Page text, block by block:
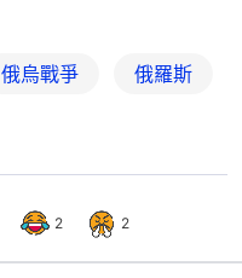
俄烏戰爭 俄羅斯
2 2